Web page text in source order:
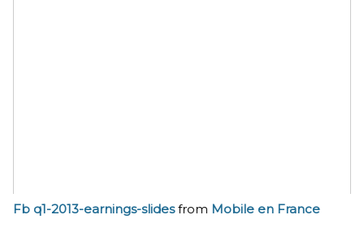
Fb q1-2013-earnings-slides from Mobile en France